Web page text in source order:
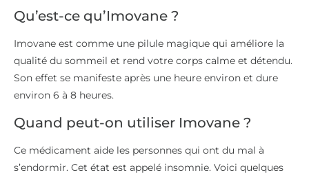
Qu’est-ce qu’Imovane ?
Imovane est comme une pilule magique qui améliore la
qualité du sommeil et rend votre corps calme et détendu.
Son effet se manifeste après une heure environ et dure
environ 6 à 8 heures.
Quand peut-on utiliser Imovane ?
Ce médicament aide les personnes qui ont du mal à
s’endormir. Cet état est appelé insomnie. Voici quelques